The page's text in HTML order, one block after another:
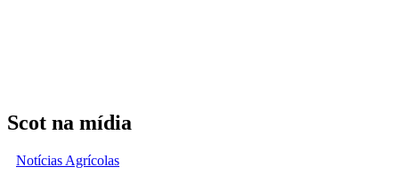
Scot na mídia
Notícias Agrícolas